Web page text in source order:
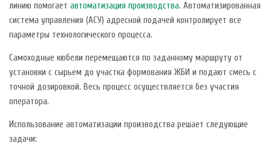
линию помогает автоматизация производства. Автоматизированная
система управления (АСУ) адресной подачей контролирует все
параметры технологического процесса.
Самоходные кюбели перемещаются по заданному маршруту от
установки с сырьем до участка формования ЖБИ и подают смесь с
точной дозировкой. Весь процесс осуществляется без участия
оператора.
Использование автоматизации производства решает следующие
задачи: